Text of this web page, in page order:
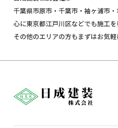
千葉県市原市・千葉市・袖ヶ浦市
心に東京都江戸川区などでも施工を
その他のエリアの方もまずはお気軽